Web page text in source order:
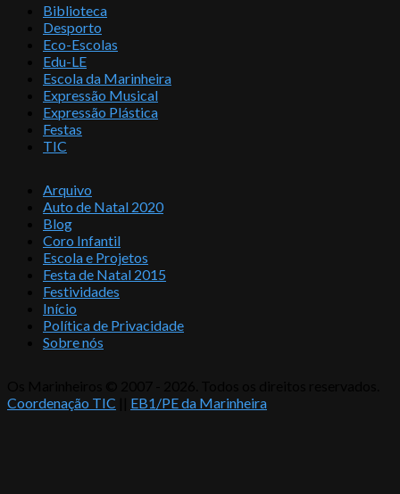
Biblioteca
Desporto
Eco-Escolas
Edu-LE
Escola da Marinheira
Expressão Musical
Expressão Plástica
Festas
TIC
Arquivo
Auto de Natal 2020
Blog
Coro Infantil
Escola e Projetos
Festa de Natal 2015
Festividades
Início
Política de Privacidade
Sobre nós
Coordenação TIC
EB1/PE da Marinheira